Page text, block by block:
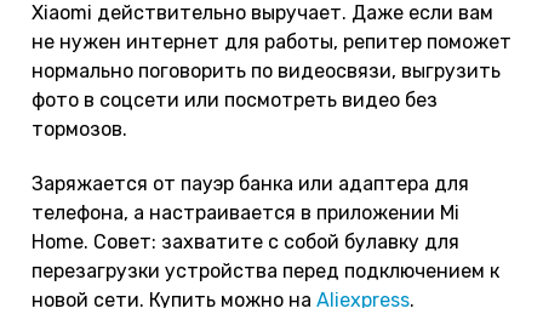
Xiaomi действительно выручает. Даже если вам
не нужен интернет для работы, репитер поможет
нормально поговорить по видеосвязи, выгрузить
фото в соцсети или посмотреть видео без
тормозов.
Заряжается от пауэр банка или адаптера для
телефона, а настраивается в приложении Mi
Home. Совет: захватите с собой булавку для
перезагрузки устройства перед подключением к
новой сети. Купить можно на Aliexpress.